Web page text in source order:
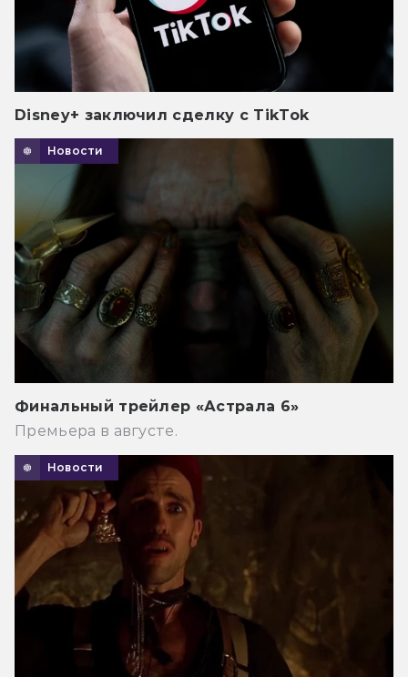
Disney+ заключил сделку с TikTok
Новости
Финальный трейлер «Астрала 6»
Премьера в августе.
Новости